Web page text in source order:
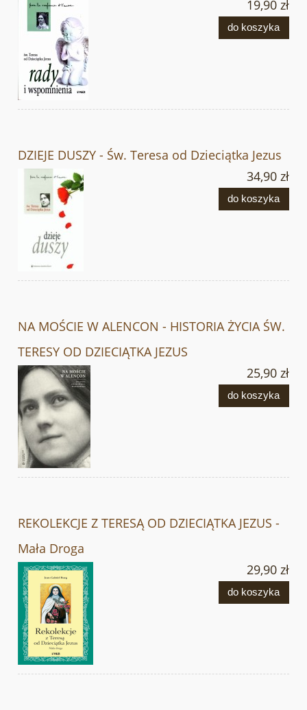
19,90 zł
do koszyka
DZIEJE DUSZY - Św. Teresa od Dzieciątka Jezus
34,90 zł
do koszyka
NA MOŚCIE W ALENCON - HISTORIA ŻYCIA ŚW.
TERESY OD DZIECIĄTKA JEZUS
25,90 zł
do koszyka
REKOLEKCJE Z TERESĄ OD DZIECIĄTKA JEZUS -
Mała Droga
29,90 zł
do koszyka